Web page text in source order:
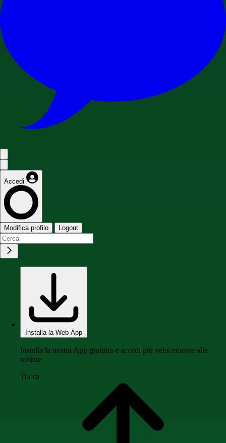
Accedi
Modifica profilo Logout
Installa la Web App
Installa la nostra App gratuita e accedi più velocemente alle
notizie
Tocca